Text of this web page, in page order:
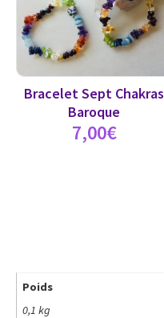
Bracelet Sept Chakras
Baroque
7,00€
Poids
0,1 kg